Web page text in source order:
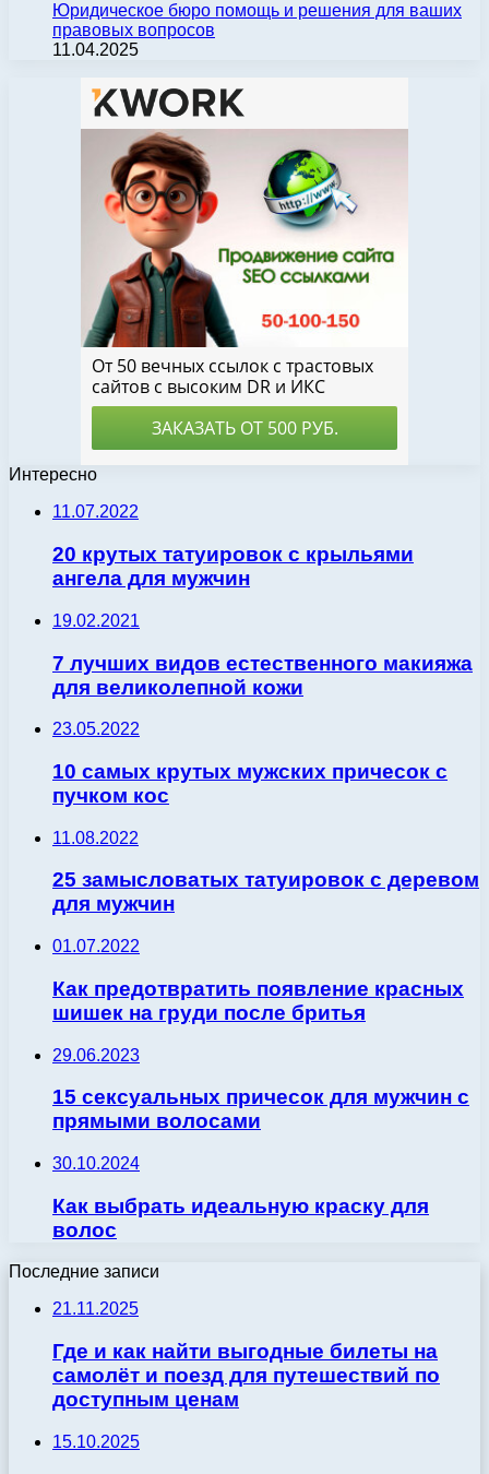
Юридическое бюро помощь и решения для ваших
правовых вопросов
11.04.2025
Интересно
11.07.2022
20 крутых татуировок с крыльями
ангела для мужчин
19.02.2021
7 лучших видов естественного макияжа
для великолепной кожи
23.05.2022
10 самых крутых мужских причесок с
пучком кос
11.08.2022
25 замысловатых татуировок с деревом
для мужчин
01.07.2022
Как предотвратить появление красных
шишек на груди после бритья
29.06.2023
15 сексуальных причесок для мужчин с
прямыми волосами
30.10.2024
Как выбрать идеальную краску для
волос
Последние записи
21.11.2025
Где и как найти выгодные билеты на
самолёт и поезд для путешествий по
доступным ценам
15.10.2025